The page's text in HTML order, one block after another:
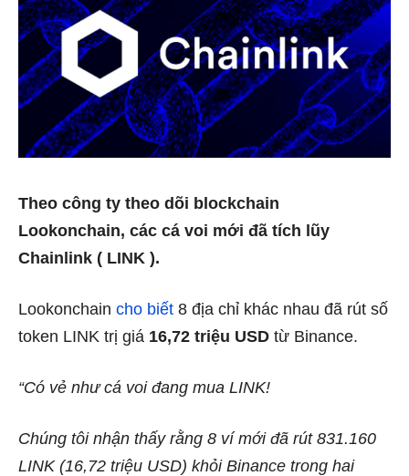
Theo công ty theo dõi blockchain
Lookonchain, các cá voi mới đã tích lũy
Chainlink ( LINK ).
Lookonchain cho biết 8 địa chỉ khác nhau đã rút số
token LINK trị giá 16,72 triệu USD từ Binance.
“Có vẻ như cá voi đang mua LINK!
Chúng tôi nhận thấy rằng 8 ví mới đã rút 831.160
LINK (16,72 triệu USD) khỏi Binance trong hai